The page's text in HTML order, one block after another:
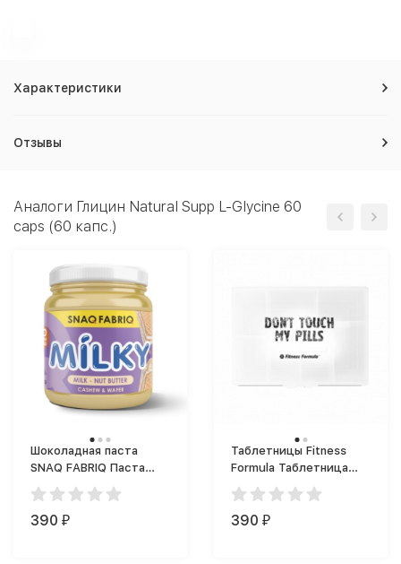
Характеристики
Отзывы
Аналоги Глицин Natural Supp L-Glycine 60
caps (60 капс.)
Шоколадная паста
SNAQ FABRIQ Паста
Milky (250 г)
390 ₽
Таблетницы Fitness
Formula Таблетница
Dont Touch My Pills 7
отделений
390 ₽